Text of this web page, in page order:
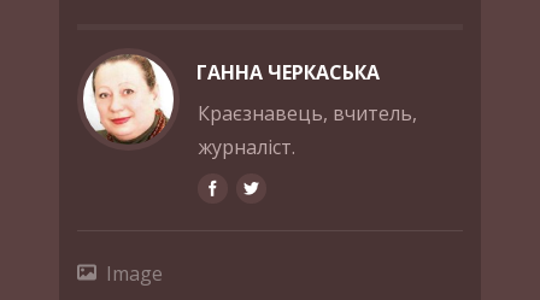
ГАННА ЧЕРКАСЬКА
Краєзнавець, вчитель,
журналіст.
Image